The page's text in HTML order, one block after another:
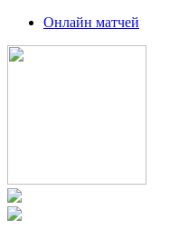
Онлайн матчей